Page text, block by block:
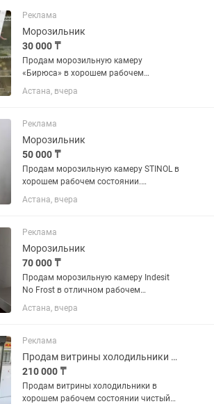
Реклама
Морозильник
30 000 ₸
Продам морозильную камеру
«Бирюса» в хорошем рабочем
состоянии. Полностью исправна,
отлично морозит, работает без
наличии. Подходит для дома,
магазина, кафе или...
Астана, вчера
Реклама
Морозильник
50 000 ₸
Продам морозильную камеру STINOL в
хорошем рабочем состоянии.
Полностью исправна, отлично
морозит, работает тихо. Все полки и
дома, магазина или дачи.
Производитель:...
Астана, вчера
Реклама
Морозильник
70 000 ₸
Продам морозильную камеру Indesit
No Frost в отличном рабочем
состоянии. Полностью исправна,
хорошо морозит, работает тихо.
требуется. Чистая, без посторонних...
Астана, вчера
Реклама
Продам витрины холодильники в хорошем рабочем состоянии чистый
210 000 ₸
Продам витрины холодильники в
хорошем рабочем состоянии чистый